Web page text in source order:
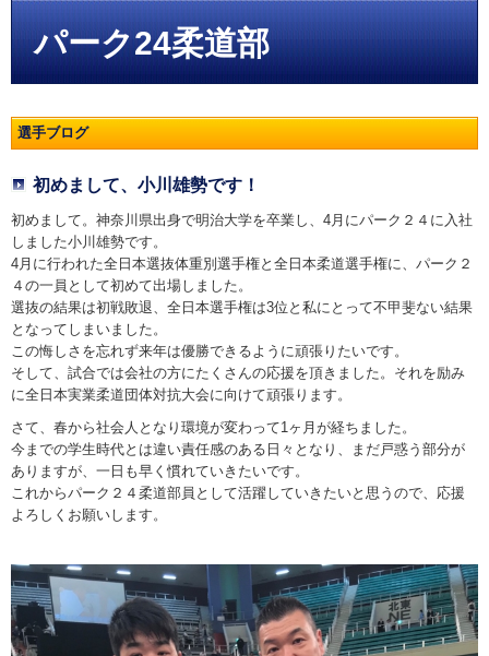
パーク24柔道部
選手ブログ
初めまして、小川雄勢です！
初めまして。神奈川県出身で明治大学を卒業し、4月にパーク２４に入社
しました小川雄勢です。
4月に行われた全日本選抜体重別選手権と全日本柔道選手権に、パーク２
４の一員として初めて出場しました。
選抜の結果は初戦敗退、全日本選手権は3位と私にとって不甲斐ない結果
となってしまいました。
この悔しさを忘れず来年は優勝できるように頑張りたいです。
そして、試合では会社の方にたくさんの応援を頂きました。それを励み
に全日本実業柔道団体対抗大会に向けて頑張ります。
さて、春から社会人となり環境が変わって1ヶ月が経ちました。
今までの学生時代とは違い責任感のある日々となり、まだ戸惑う部分が
ありますが、一日も早く慣れていきたいです。
これからパーク２４柔道部員として活躍していきたいと思うので、応援
よろしくお願いします。